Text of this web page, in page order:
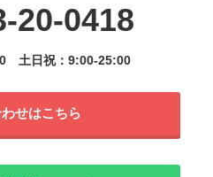
20-0418
土日祝：9:00-25:00
せはこちら